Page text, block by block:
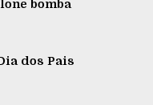
bomba
dos Pais